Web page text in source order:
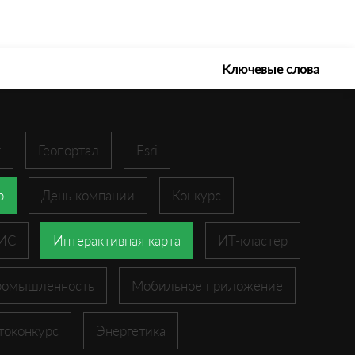
Ключевые слова
Геопортал Esri
День компании Конкурс
Интерактивная карта ИТ-кластер
Мобильное приложение
Энергетика